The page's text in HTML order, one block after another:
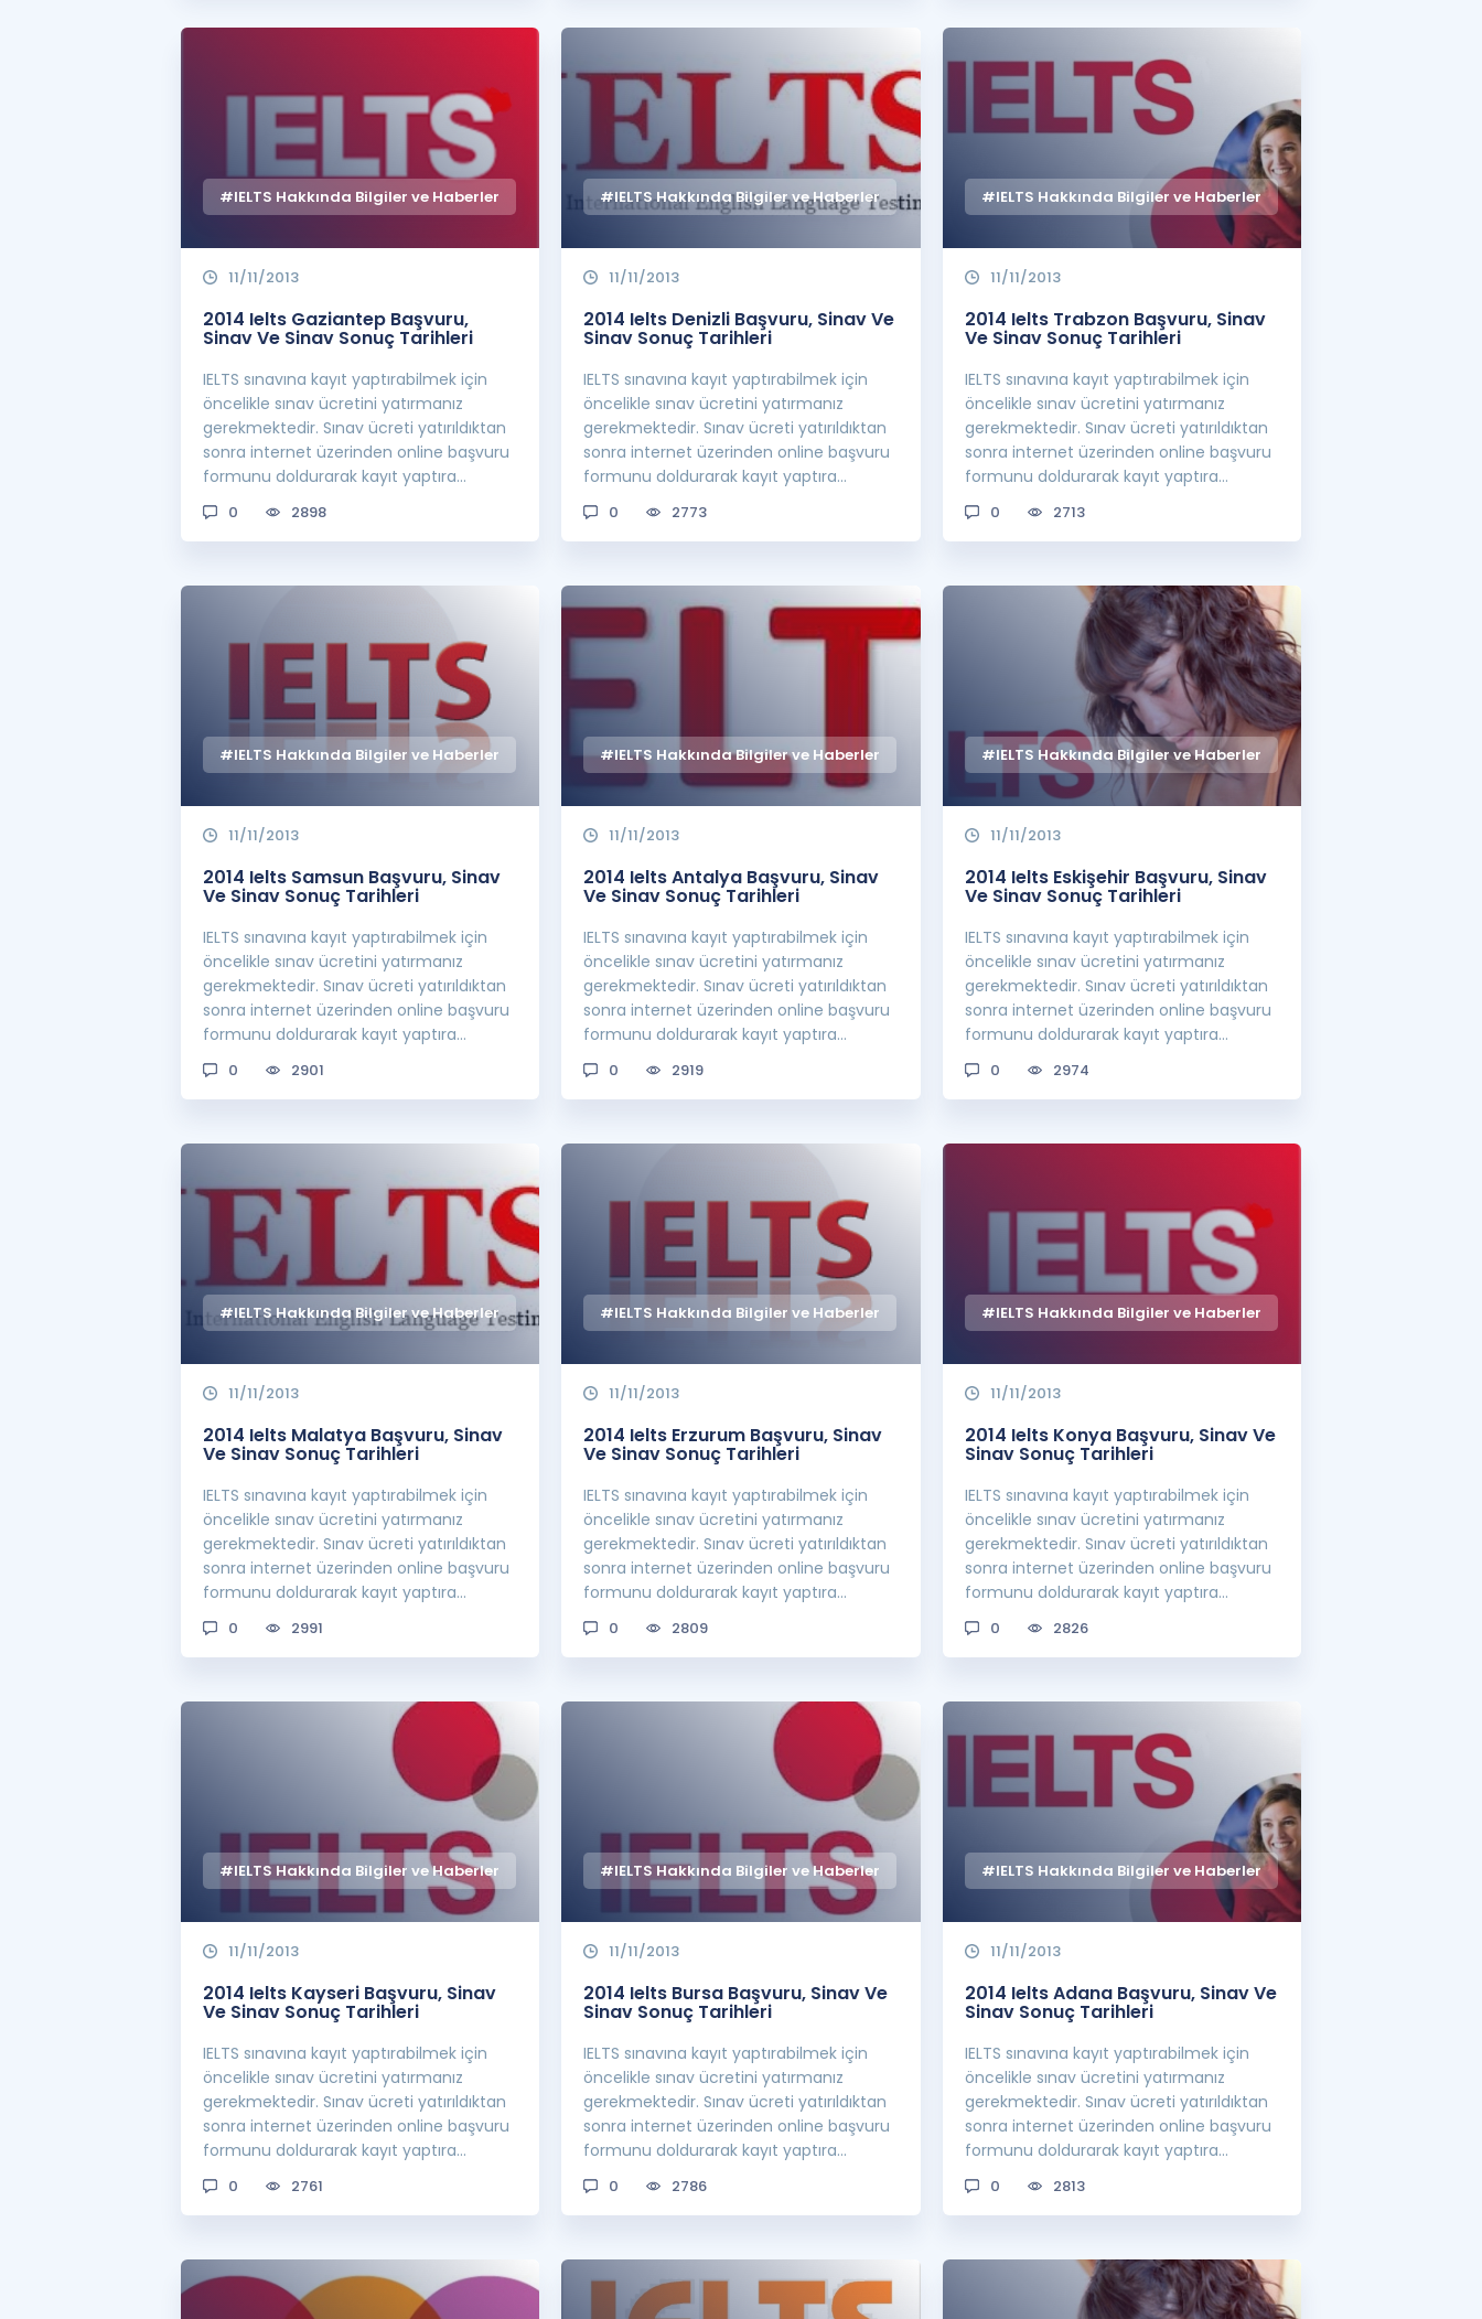
#IELTS Hakkında Bilgiler ve Haberler
11/11/2013
2014 Ielts Gaziantep Başvuru,
Sinav Ve Sinav Sonuç Tarihleri
IELTS sınavına kayıt yaptırabilmek için
öncelikle sınav ücretini yatırmanız
gerekmektedir. Sınav ücreti yatırıldıktan
sonra internet üzerinden online başvuru
formunu doldurarak kayıt yaptıra
bilirsini...
0 2898
#IELTS Hakkında Bilgiler ve Haberler
11/11/2013
2014 Ielts Denizli Başvuru, Sinav Ve
Sinav Sonuç Tarihleri
IELTS sınavına kayıt yaptırabilmek için
öncelikle sınav ücretini yatırmanız
gerekmektedir. Sınav ücreti yatırıldıktan
sonra internet üzerinden online başvuru
formunu doldurarak kayıt yaptıra
bilirsini...
0 2773
#IELTS Hakkında Bilgiler ve Haberler
11/11/2013
2014 Ielts Trabzon Başvuru, Sinav
Ve Sinav Sonuç Tarihleri
IELTS sınavına kayıt yaptırabilmek için
öncelikle sınav ücretini yatırmanız
gerekmektedir. Sınav ücreti yatırıldıktan
sonra internet üzerinden online başvuru
formunu doldurarak kayıt yaptıra
bilirsini...
0 2713
#IELTS Hakkında Bilgiler ve Haberler
11/11/2013
2014 Ielts Samsun Başvuru, Sinav
Ve Sinav Sonuç Tarihleri
IELTS sınavına kayıt yaptırabilmek için
öncelikle sınav ücretini yatırmanız
gerekmektedir. Sınav ücreti yatırıldıktan
sonra internet üzerinden online başvuru
formunu doldurarak kayıt yaptıra
bilirsini...
0 2901
#IELTS Hakkında Bilgiler ve Haberler
11/11/2013
2014 Ielts Antalya Başvuru, Sinav
Ve Sinav Sonuç Tarihleri
IELTS sınavına kayıt yaptırabilmek için
öncelikle sınav ücretini yatırmanız
gerekmektedir. Sınav ücreti yatırıldıktan
sonra internet üzerinden online başvuru
formunu doldurarak kayıt yaptıra
bilirsini...
0 2919
#IELTS Hakkında Bilgiler ve Haberler
11/11/2013
2014 Ielts Eskişehir Başvuru, Sinav
Ve Sinav Sonuç Tarihleri
IELTS sınavına kayıt yaptırabilmek için
öncelikle sınav ücretini yatırmanız
gerekmektedir. Sınav ücreti yatırıldıktan
sonra internet üzerinden online başvuru
formunu doldurarak kayıt yaptıra
bilirsini...
0 2974
#IELTS Hakkında Bilgiler ve Haberler
11/11/2013
2014 Ielts Malatya Başvuru, Sinav
Ve Sinav Sonuç Tarihleri
IELTS sınavına kayıt yaptırabilmek için
öncelikle sınav ücretini yatırmanız
gerekmektedir. Sınav ücreti yatırıldıktan
sonra internet üzerinden online başvuru
formunu doldurarak kayıt yaptıra
bilirsini...
0 2991
#IELTS Hakkında Bilgiler ve Haberler
11/11/2013
2014 Ielts Erzurum Başvuru, Sinav
Ve Sinav Sonuç Tarihleri
IELTS sınavına kayıt yaptırabilmek için
öncelikle sınav ücretini yatırmanız
gerekmektedir. Sınav ücreti yatırıldıktan
sonra internet üzerinden online başvuru
formunu doldurarak kayıt yaptıra
bilirsini...
0 2809
#IELTS Hakkında Bilgiler ve Haberler
11/11/2013
2014 Ielts Konya Başvuru, Sinav Ve
Sinav Sonuç Tarihleri
IELTS sınavına kayıt yaptırabilmek için
öncelikle sınav ücretini yatırmanız
gerekmektedir. Sınav ücreti yatırıldıktan
sonra internet üzerinden online başvuru
formunu doldurarak kayıt yaptıra
bilirsini...
0 2826
#IELTS Hakkında Bilgiler ve Haberler
11/11/2013
2014 Ielts Kayseri Başvuru, Sinav
Ve Sinav Sonuç Tarihleri
IELTS sınavına kayıt yaptırabilmek için
öncelikle sınav ücretini yatırmanız
gerekmektedir. Sınav ücreti yatırıldıktan
sonra internet üzerinden online başvuru
formunu doldurarak kayıt yaptıra
bilirsini...
0 2761
#IELTS Hakkında Bilgiler ve Haberler
11/11/2013
2014 Ielts Bursa Başvuru, Sinav Ve
Sinav Sonuç Tarihleri
IELTS sınavına kayıt yaptırabilmek için
öncelikle sınav ücretini yatırmanız
gerekmektedir. Sınav ücreti yatırıldıktan
sonra internet üzerinden online başvuru
formunu doldurarak kayıt yaptıra
bilirsini...
0 2786
#IELTS Hakkında Bilgiler ve Haberler
11/11/2013
2014 Ielts Adana Başvuru, Sinav Ve
Sinav Sonuç Tarihleri
IELTS sınavına kayıt yaptırabilmek için
öncelikle sınav ücretini yatırmanız
gerekmektedir. Sınav ücreti yatırıldıktan
sonra internet üzerinden online başvuru
formunu doldurarak kayıt yaptıra
bilirsini...
0 2813